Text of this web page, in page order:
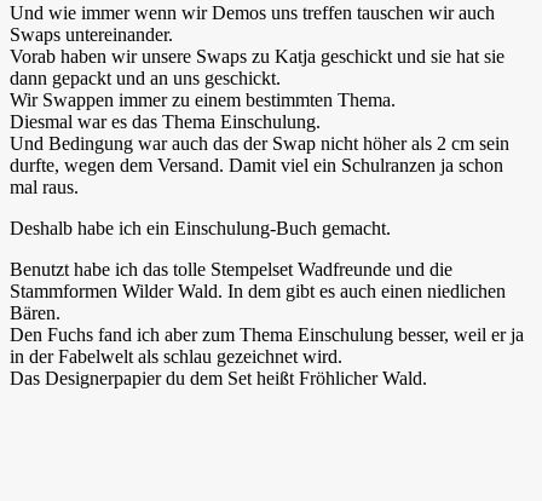
Und wie immer wenn wir Demos uns treffen tauschen wir auch
Swaps untereinander.
Vorab haben wir unsere Swaps zu Katja geschickt und sie hat sie
dann gepackt und an uns geschickt.
Wir Swappen immer zu einem bestimmten Thema.
Diesmal war es das Thema Einschulung.
Und Bedingung war auch das der Swap nicht höher als 2 cm sein
durfte, wegen dem Versand. Damit viel ein Schulranzen ja schon
mal raus.
Deshalb habe ich ein Einschulung-Buch gemacht.
Benutzt habe ich das tolle Stempelset Wadfreunde und die
Stammformen Wilder Wald. In dem gibt es auch einen niedlichen
Bären.
Den Fuchs fand ich aber zum Thema Einschulung besser, weil er ja
in der Fabelwelt als schlau gezeichnet wird.
Das Designerpapier du dem Set heißt Fröhlicher Wald.